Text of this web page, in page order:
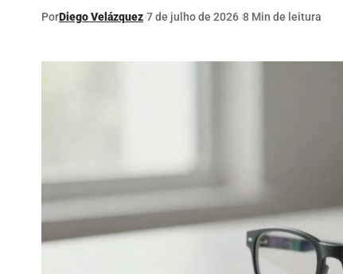
PorDiego Velázquez 7 de julho de 2026 8 Min de leitura